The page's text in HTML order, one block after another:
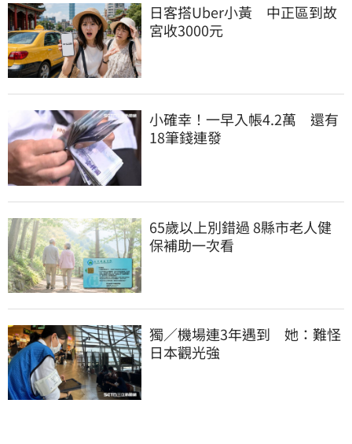
日客搭Uber小黃　中正區到故
宮收3000元
小確幸！一早入帳4.2萬　還有
18筆錢連發
65歲以上別錯過 8縣市老人健
保補助一次看
獨／機場連3年遇到　她：難怪
日本觀光強